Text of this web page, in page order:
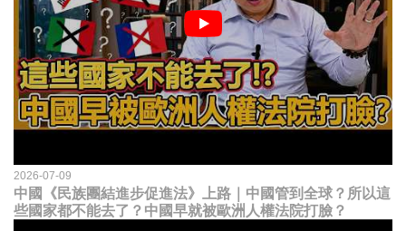
2026-07-09
中國《民族團結進步促進法》上路｜中國管到全球？所以這
些國家都不能去了？中國早就被歐洲人權法院打臉？